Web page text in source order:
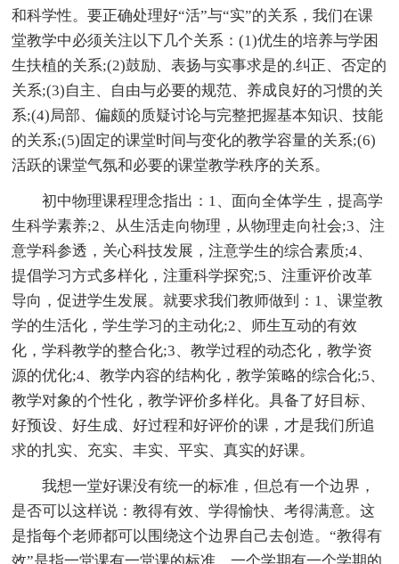
和科学性。要正确处理好“活”与“实”的关系，我们在课
堂教学中必须关注以下几个关系：(1)优生的培养与学困
生扶植的关系;(2)鼓励、表扬与实事求是的.纠正、否定的
关系;(3)自主、自由与必要的规范、养成良好的习惯的关
系;(4)局部、偏颇的质疑讨论与完整把握基本知识、技能
的关系;(5)固定的课堂时间与变化的教学容量的关系;(6)
活跃的课堂气氛和必要的课堂教学秩序的关系。
初中物理课程理念指出：1、面向全体学生，提高学
生科学素养;2、从生活走向物理，从物理走向社会;3、注
意学科参透，关心科技发展，注意学生的综合素质;4、
提倡学习方式多样化，注重科学探究;5、注重评价改革
导向，促进学生发展。就要求我们教师做到：1、课堂教
学的生活化，学生学习的主动化;2、师生互动的有效
化，学科教学的整合化;3、教学过程的动态化，教学资
源的优化;4、教学内容的结构化，教学策略的综合化;5、
教学对象的个性化，教学评价多样化。具备了好目标、
好预设、好生成、好过程和好评价的课，才是我们所追
求的扎实、充实、丰实、平实、真实的好课。
我想一堂好课没有统一的标准，但总有一个边界，
是否可以这样说：教得有效、学得愉快、考得满意。这
是指每个老师都可以围绕这个边界自己去创造。“教得有
效”是指一堂课有一堂课的标准，一个学期有一个学期的